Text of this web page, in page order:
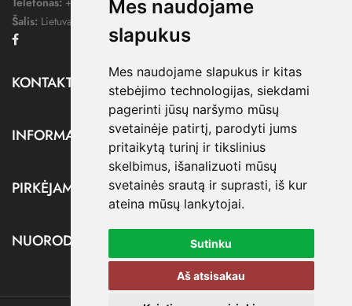
Mes naudojame
slapukus
Mes naudojame slapukus ir kitas
stebėjimo technologijas, siekdami
pagerinti jūsų naršymo mūsų
svetainėje patirtį, parodyti jums
pritaikytą turinį ir tikslinius
skelbimus, išanalizuoti mūsų
svetainės srautą ir suprasti, iš kur
ateina mūsų lankytojai.
Sutinku
Aš atsisakau
Šalis: Lietuva
KONTAKTAI
INFORMACIJA
PIRKĖJAMS
NUORODOS